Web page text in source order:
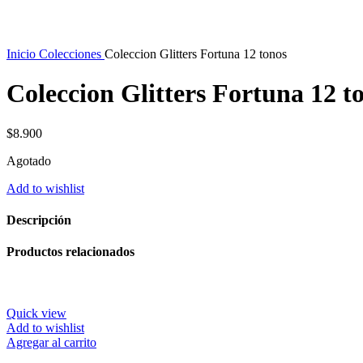
Inicio Colecciones Coleccion Glitters Fortuna 12 tonos
Coleccion Glitters Fortuna 12
$8.900
Agotado
Add to wishlist
Descripción
Productos relacionados
Quick view
Add to wishlist
Agregar al carrito